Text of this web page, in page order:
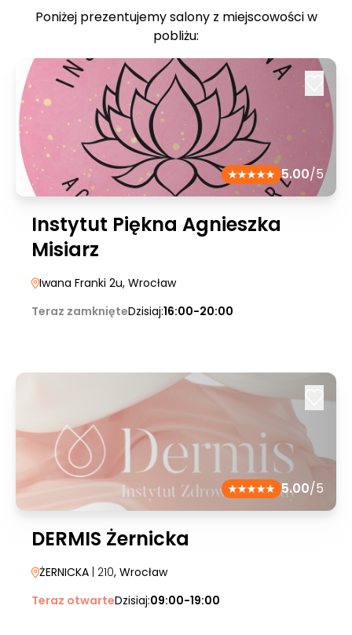
Poniżej prezentujemy salony z miejscowości w
pobliżu:
5.00/5
Instytut Piękna Agnieszka
Misiarz
Iwana Franki 2u, Wrocław
Teraz zamknięteDzisiaj:16:00-20:00
5.00/5
DERMIS Żernicka
ŻERNICKA | 210, Wrocław
Teraz otwarteDzisiaj:09:00-19:00